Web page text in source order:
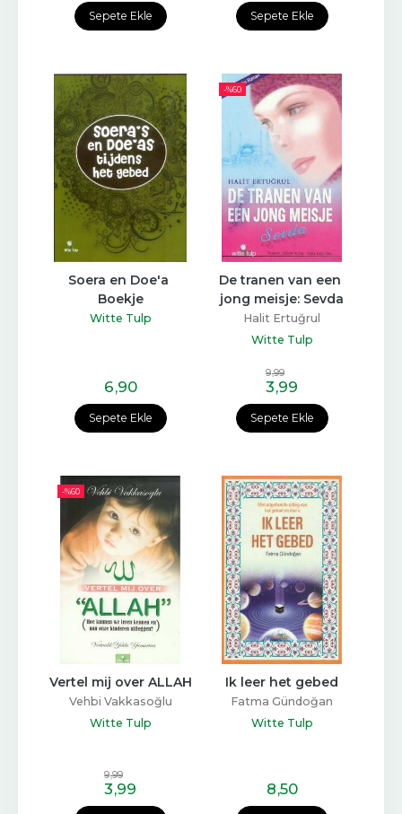
Sepete Ekle Sepete Ekle
Sepete Ekle
Soera en Doe'a
Boekje
Witte Tulp
6,90
-%60
Sepete Ekle
De tranen van een
jong meisje: Sevda
Halit Ertuğrul
Witte Tulp
9,99
3,99
-%60
Vertel mij over ALLAH
Vehbi Vakkasoğlu
Witte Tulp
9,99
3,99
Ik leer het gebed
Fatma Gündoğan
Witte Tulp
8,50